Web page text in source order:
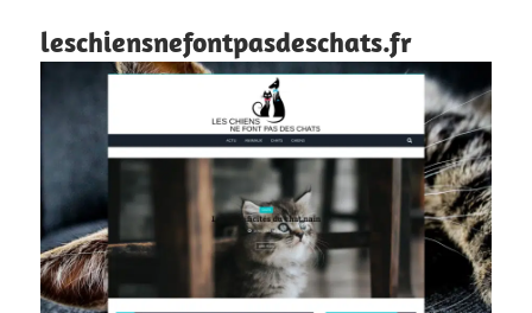
leschiensnefontpasdeschats.fr